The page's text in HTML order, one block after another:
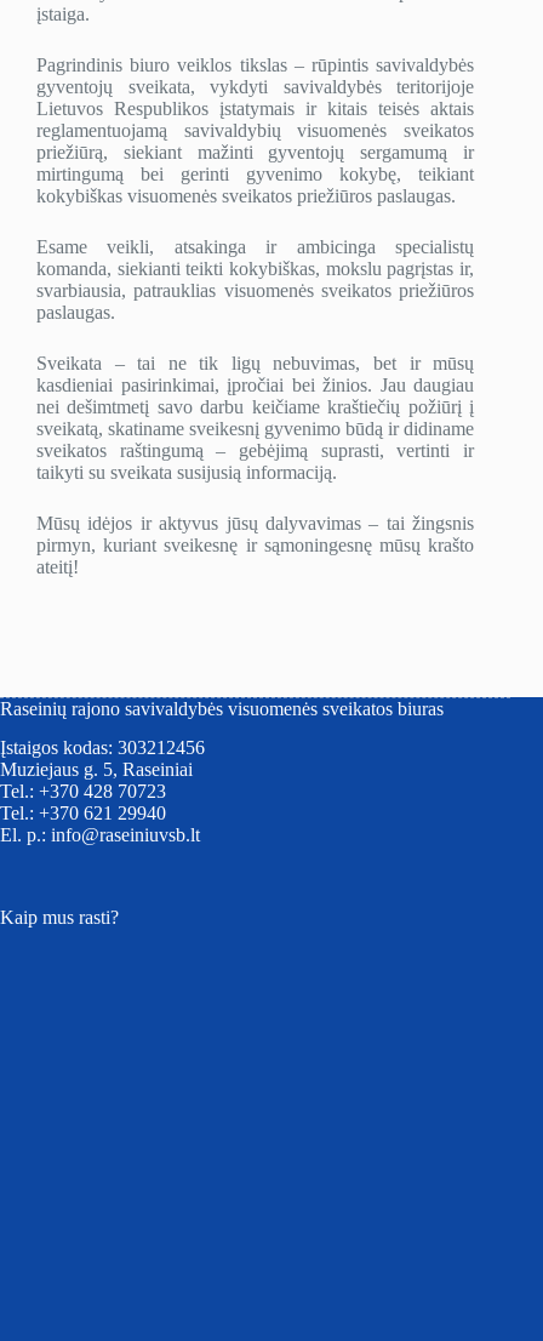
įstaiga.
Pagrindinis biuro veiklos tikslas – rūpintis savivaldybės
gyventojų sveikata, vykdyti savivaldybės teritorijoje
Lietuvos Respublikos įstatymais ir kitais teisės aktais
reglamentuojamą savivaldybių visuomenės sveikatos
priežiūrą, siekiant mažinti gyventojų sergamumą ir
mirtingumą bei gerinti gyvenimo kokybę, teikiant
kokybiškas visuomenės sveikatos priežiūros paslaugas.
Esame veikli, atsakinga ir ambicinga specialistų
komanda, siekianti teikti kokybiškas, mokslu pagrįstas ir,
svarbiausia, patrauklias visuomenės sveikatos priežiūros
paslaugas.
Sveikata – tai ne tik ligų nebuvimas, bet ir mūsų
kasdieniai pasirinkimai, įpročiai bei žinios. Jau daugiau
nei dešimtmetį savo darbu keičiame kraštiečių požiūrį į
sveikatą, skatiname sveikesnį gyvenimo būdą ir didiname
sveikatos raštingumą – gebėjimą suprasti, vertinti ir
taikyti su sveikata susijusią informaciją.
Mūsų idėjos ir aktyvus jūsų dalyvavimas – tai žingsnis
pirmyn, kuriant sveikesnę ir sąmoningesnę mūsų krašto
ateitį!
Raseinių rajono savivaldybės visuomenės sveikatos biuras
Įstaigos kodas: 303212456
Muziejaus g. 5, Raseiniai
Tel.: +370 428 70723
Tel.: +370 621 29940
El. p.: info@raseiniuvsb.lt
Kaip mus rasti?